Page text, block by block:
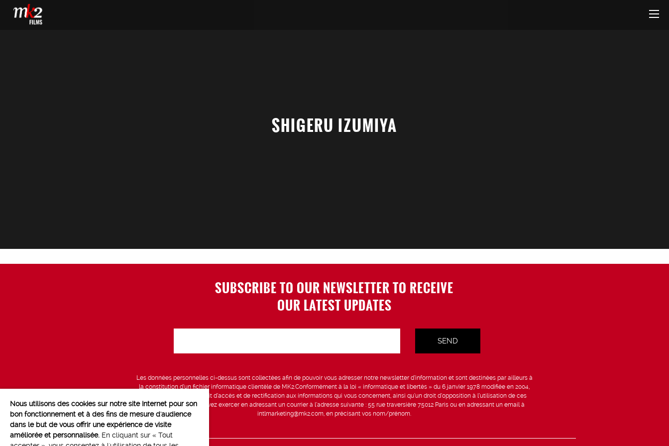
SHIGERU IZUMIYA
SUBSCRIBE TO OUR NEWSLETTER TO RECEIVE
OUR LATEST UPDATES
Les données personnelles ci-dessus sont collectées afin de pouvoir vous adresser notre newsletter d’information et sont destinées par ailleurs à
la constitution d’un fichier informatique clientèle de MK2.Conformément à la loi « informatique et libertés » du 6 janvier 1978 modifiée en 2004,
vous bénéficiez d’un droit d’accès et de rectification aux informations qui vous concernent, ainsi qu’un droit d’opposition à l’utilisation de ces
données, que vous pouvez exercer en adressant un courrier à l’adresse suivante : 55 rue traversière 75012 Paris ou en adressant un email à
intlmarketing@mk2.com, en précisant vos nom/prénom.
Nous utilisons des cookies sur notre site Internet pour son
bon fonctionnement et à des fins de mesure d'audience
dans le but de vous offrir une expérience de visite
améliorée et personnalisée. En cliquant sur « Tout